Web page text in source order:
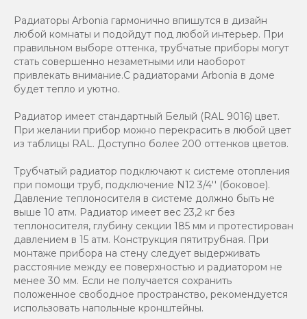
Радиаторы Arbonia гармонично впишутся в дизайн
любой комнаты и подойдут под любой интерьер. При
правильном выборе оттенка, трубчатые приборы могут
стать совершенно незаметными или наоборот
привлекать внимание.С радиаторами Аrbonia в доме
будет тепло и уютно.
Радиатор имеет стандартный Белый (RAL 9016) цвет.
При желании прибор можно перекрасить в любой цвет
из таблицы RAL. Доступно более 200 оттенков цветов.
Трубчатый радиатор подключают к системе отопления
при помощи труб, подключение N12 3/4'' (боковое).
Давление теплоносителя в системе должно быть не
выше 10 атм. Радиатор имеет вес 23,2 кг без
теплоносителя, глубину секции 185 мм и протестирован
давлением в 15 атм. Конструкция пятитрубная. При
монтаже прибора на стену следует выдерживать
расстояние между ее поверхностью и радиатором не
менее 30 мм. Если не получается сохранить
положенное свободное пространство, рекомендуется
использовать напольные кронштейны.